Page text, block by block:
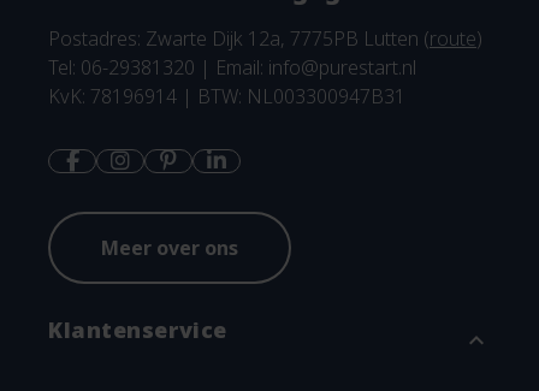
Postadres: Zwarte Dijk 12a, 7775PB Lutten (route)
Tel: 06-29381320 | Email: info@purestart.nl
KvK: 78196914 | BTW: NL003300947B31
Meer over ons
Klantenservice expand_more